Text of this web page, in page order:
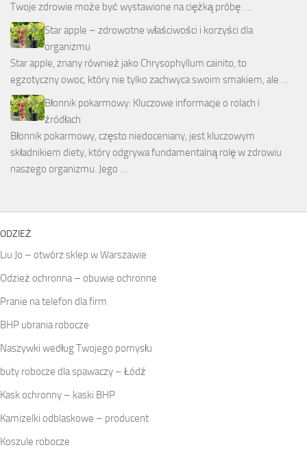
Twoje zdrowie może być wystawione na ciężką próbę. …
Star apple – zdrowotne właściwości i korzyści dla
organizmu
Star apple, znany również jako Chrysophyllum cainito, to
egzotyczny owoc, który nie tylko zachwyca swoim smakiem, ale …
Błonnik pokarmowy: Kluczowe informacje o rolach i
źródłach
Błonnik pokarmowy, często niedoceniany, jest kluczowym
składnikiem diety, który odgrywa fundamentalną rolę w zdrowiu
naszego organizmu. Jego …
ODZIEŻ
Liu Jo – otwórz sklep w Warszawie
Odzież ochronna – obuwie ochronne
Pranie na telefon dla firm
BHP ubrania robocze
Naszywki według Twojego pomysłu
buty robocze dla spawaczy – Łódź
Kask ochronny – kaski BHP
Kamizelki odblaskowe – producent
Koszule robocze